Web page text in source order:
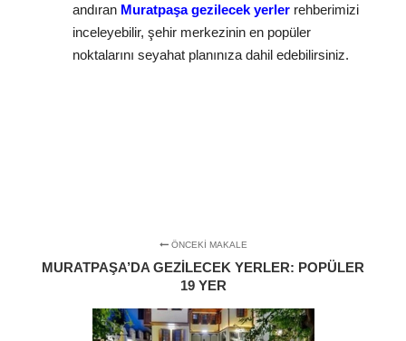
andıran Muratpaşa gezilecek yerler rehberimizi
inceleyebilir, şehir merkezinin en popüler
noktalarını seyahat planınıza dahil edebilirsiniz.
ÖNCEKI MAKALE
MURATPAŞA’DA GEZILECEK YERLER: POPÜLER
19 YER